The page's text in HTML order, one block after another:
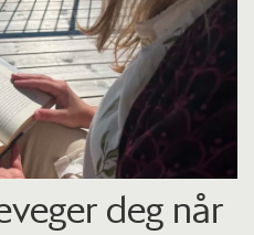
deg når